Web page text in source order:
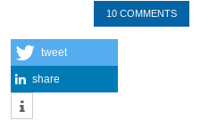
10 COMMENTS
tweet
share